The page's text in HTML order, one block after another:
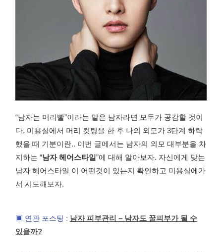
“남자는 머리빨”이라는 말은 남자라면 모두가 공감할 것이
다. 미용실에서 머리 컷팅을 한 후 나의 외모가 3단계 하락
했을 때 기분이란.. 이번 글에서는 남자의 외모 대부분을 차
지하는 “남자 헤어스타일”에 대해 알아보자. 자신에게 맞는
남자 헤어스타일 이 어떤것이 있는지 확인하고 미용실에가
서 시도해보자.
▣ 연관 포스팅 : 남자 피부관리 – 남자도 꿀피부가 될 수
있을까?